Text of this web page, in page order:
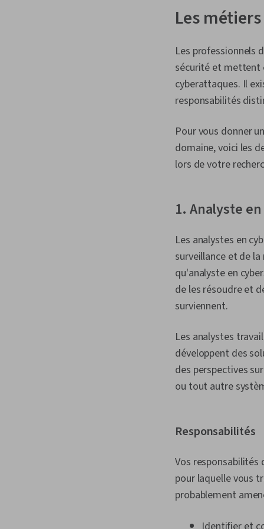
Les
Les professionnels
sécurité et mettent
cyberattaques. Il
responsabilités
Pour vous donner
domaine, voici les
lors de votre
1. Analyste
Les analystes en
surveillance et de
qu'analyste en
de les résoudre et
surviennent.
Les analystes
développent des
des perspectives
ou tout autre
Responsabilités
Vos
pour laquelle vous
probablement